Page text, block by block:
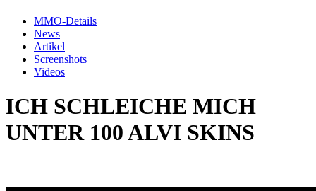
MMO-Details
News
Artikel
Screenshots
Videos
ICH SCHLEICHE MICH
UNTER 100 ALVI SKINS